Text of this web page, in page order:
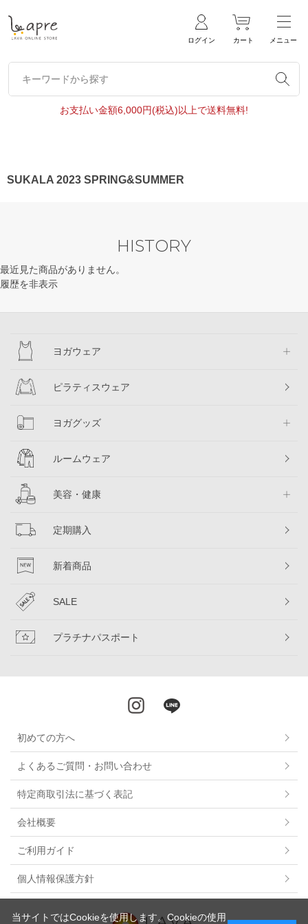
ログイン カート メニュー
キーワードから探す
キーワードから探す
お支払い金額6,000円(税込)以上で送料無料!
SUKALA 2023 SPRING&SUMMER
HISTORY
最近見た商品がありません。
履歴を非表示
ヨガウェア
ピラティスウェア
ヨガグッズ
ルームウェア
美容・健康
定期購入
新着商品
SALE
プラチナパスポート
初めての方へ
よくあるご質問・お問い合わせ
特定商取引法に基づく表記
会社概要
ご利用ガイド
個人情報保護方針
当サイトではCookieを使用します。Cookieの使用